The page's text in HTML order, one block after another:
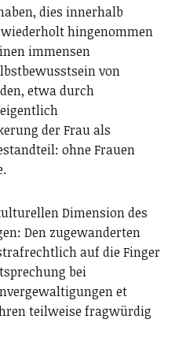
dies innerhalb
hingenommen
immensen
von
etwa durch
der Frau als
ohne Frauen
Dimension des
Den zugewanderten
auf die Finger
bei
et
teilweise fragwürdig